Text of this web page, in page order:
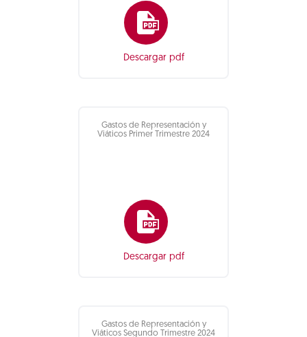
Descargar pdf
Gastos de Representación y
Viáticos Primer Trimestre 2024
Descargar pdf
Gastos de Representación y
Viáticos Segundo Trimestre 2024